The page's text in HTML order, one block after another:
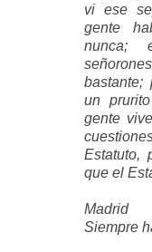
vi ese
gente
nunca;
un
gente
Estatuto,
que el
Madrid
Siempre